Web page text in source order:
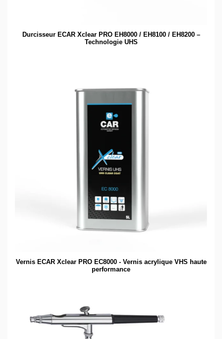
Durcisseur ECAR Xclear PRO EH8000 / EH8100 / EH8200 –
Technologie UHS
Vernis ECAR Xclear PRO EC8000 - Vernis acrylique VHS haute
performance